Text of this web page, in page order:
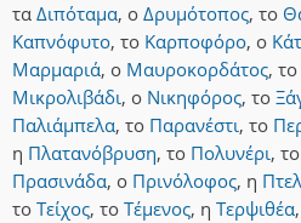
τα Διπόταμα, ο Δρυμότοπος, το
Καπνόφυτο, το Καρποφόρο, ο
Μαρμαριά, ο Μαυροκορδάτος, το
Μικρολιβάδι, ο Νικηφόρος, το
Παλιάμπελα, το Παρανέστι, το
η Πλατανόβρυση, το Πολυνέρι, το
Πρασινάδα, ο Πρινόλοφος, η
το Τείχος, το Τέμενος, η Τερψιθέα,